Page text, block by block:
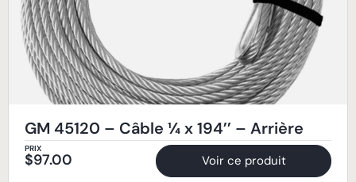
GM 45120 – Câble ¼ x 194’’ – Arrière
PRIX
$97.00 Voir ce produit